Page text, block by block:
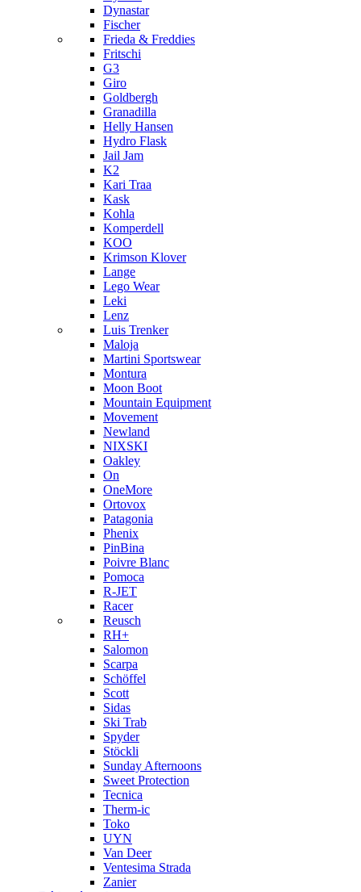
Dynastar
Fischer
Frieda & Freddies
Fritschi
G3
Giro
Goldbergh
Granadilla
Helly Hansen
Hydro Flask
Jail Jam
K2
Kari Traa
Kask
Kohla
Komperdell
KOO
Krimson Klover
Lange
Lego Wear
Leki
Lenz
Luis Trenker
Maloja
Martini Sportswear
Montura
Moon Boot
Mountain Equipment
Movement
Newland
NIXSKI
Oakley
On
OneMore
Ortovox
Patagonia
Phenix
PinBina
Poivre Blanc
Pomoca
R-JET
Racer
Reusch
RH+
Salomon
Scarpa
Schöffel
Scott
Sidas
Ski Trab
Spyder
Stöckli
Sunday Afternoons
Sweet Protection
Tecnica
Therm-ic
Toko
UYN
Van Deer
Ventesima Strada
Zanier